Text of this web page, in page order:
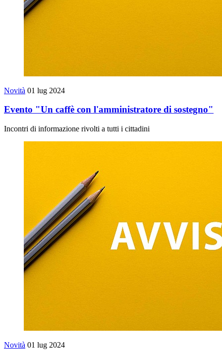
Novità 01 lug 2024
Evento "Un caffè con l'amministratore di sostegno"
Incontri di informazione rivolti a tutti i cittadini
Novità 01 lug 2024